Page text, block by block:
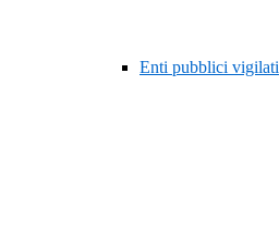
Enti pubblici vigilati